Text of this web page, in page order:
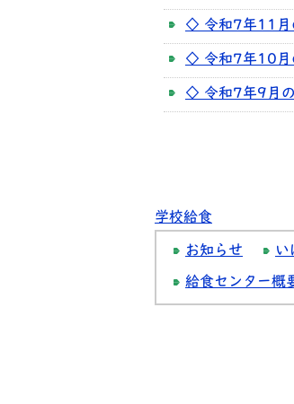
◇ 令和7年11月
◇ 令和7年10月
◇ 令和7年9月
学校給食
お知らせ い
給食センター概